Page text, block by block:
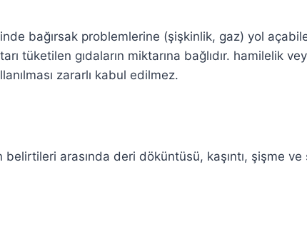
bağırsak problemlerine (şişkinlik, gaz) yol
tüketilen gıdaların miktarına bağlıdır. hamilelik
zararlı kabul edilmez.
arasında deri döküntüsü, kaşıntı, şişme